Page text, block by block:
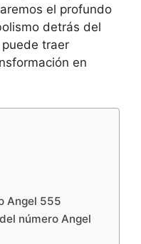
el profundo
detrás del
traer
en
Angel 555
número Angel